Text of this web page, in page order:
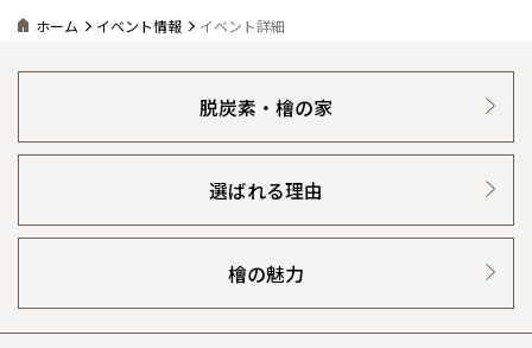
ホーム イベント情報 イベント詳細
脱炭素・檜の家
選ばれる理由
檜の魅力